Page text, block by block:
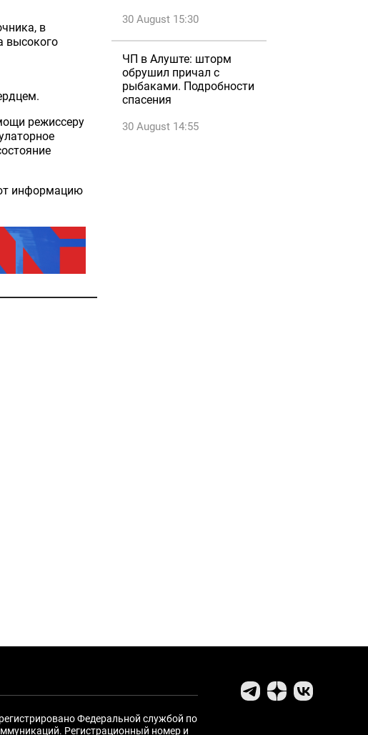
в
высокого
режиссеру
информацию
30 August 15:30
ЧП в Алуште: шторм
обрушил причал с
рыбаками. Подробности
спасения
30 August 14:55
Федеральной службой по
Регистрационный номер и